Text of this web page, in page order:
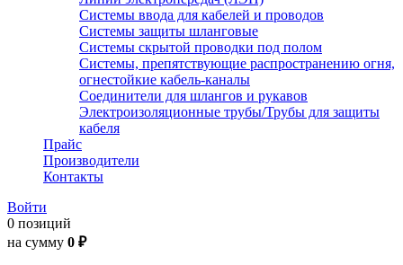
Системы ввода для кабелей и проводов
Системы защиты шланговые
Системы скрытой проводки под полом
Системы, препятствующие распространению огня,
огнестойкие кабель-каналы
Соединители для шлангов и рукавов
Электроизоляционные трубы/Трубы для защиты
кабеля
Прайс
Производители
Контакты
Войти
0 позиций
на сумму 0 ₽